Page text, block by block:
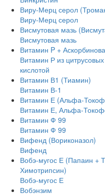
Виру-Мерц серол
Виру-Мерц серол
Висмутовая мазь
Висмутовая мазь
Витамин P +
Витамин Р из
кислотой
Витамин В1 (Тиамин)
Витамин В-1
Витамин Е (Альфа-
Витамин Е, Альфа-
Витамин Ф 99
Витамин Ф 99
Вифенд (Вориконазол)
Вифенд
Вобэ-мугос Е (Папаин +
Химотрипсин)
Вобэ-мугос Е
Вобэнзим